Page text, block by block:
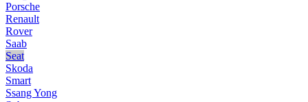
Porsche
Renault
Rover
Saab
Seat
Skoda
Smart
Ssang Yong